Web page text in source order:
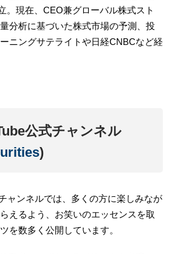
。現在、CEO兼グローバル株式スト
分析に基づいた株式市場の予測、投
ニングサテライトや日経CNBCなど経
公式チャンネル
)
ャンネルでは、多くの方に楽しみなが
えるよう、お笑いのエッセンスを取
を数多く公開しています。